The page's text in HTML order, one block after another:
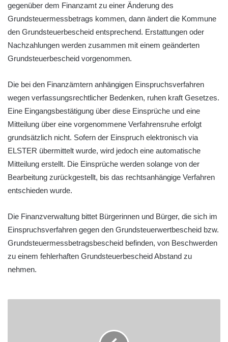
gegenüber dem Finanzamt zu einer Änderung des
Grundsteuermessbetrags kommen, dann ändert die Kommune
den Grundsteuerbescheid entsprechend. Erstattungen oder
Nachzahlungen werden zusammen mit einem geänderten
Grundsteuerbescheid vorgenommen.
Die bei den Finanzämtern anhängigen Einspruchsverfahren
wegen verfassungsrechtlicher Bedenken, ruhen kraft Gesetzes.
Eine Eingangsbestätigung über diese Einsprüche und eine
Mitteilung über eine vorgenommene Verfahrensruhe erfolgt
grundsätzlich nicht. Sofern der Einspruch elektronisch via
ELSTER übermittelt wurde, wird jedoch eine automatische
Mitteilung erstellt. Die Einsprüche werden solange von der
Bearbeitung zurückgestellt, bis das rechtsanhängige Verfahren
entschieden wurde.
Die Finanzverwaltung bittet Bürgerinnen und Bürger, die sich im
Einspruchsverfahren gegen den Grundsteuerwertbescheid bzw.
Grundsteuermessbetragsbescheid befinden, von Beschwerden
zu einem fehlerhaften Grundsteuerbescheid Abstand zu
nehmen.